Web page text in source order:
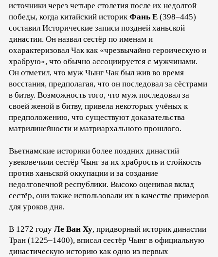
источники через четыре столетия после их недолгой
победы, когда китайский историкФань Е (398–445)
составил Исторические записи поздней ханьской
династии. Он назвал сестёр по именам и
охарактеризовал Чак как «чрезвычайно героическую и
храбрую», что обычно ассоциируется с мужчинами.
Он отметил, что муж Чынг Чак был жив во время
восстания, предполагая, что он последовал за сёстрами
в битву. Возможность того, что муж последовал за
своей женой в битву, привела некоторых учёных к
предположению, что существуют доказательства
матрилинейности и матриархального прошлого.
Вьетнамские историки более поздних династий
увековечили сестёр Чынг за их храбрость и стойкость
против ханьской оккупации и за создание
недолговечной республики. Высоко оценивая вклад
сестёр, они также использовали их в качестве примеров
для уроков дня.
В 1272 году Ле Ван Ху, придворный историк династии
Тран (1225–1400), вписал сестёр Чынг в официальную
династическую историю как одно из первых